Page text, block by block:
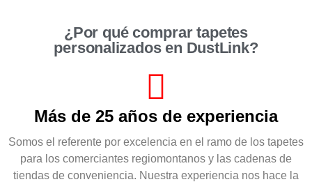
¿Por qué comprar tapetes
personalizados en DustLink?
Más de 25 años de experiencia
Somos el referente por excelencia en el ramo de los tapetes
para los comerciantes regiomontanos y las cadenas de
tiendas de conveniencia. Nuestra experiencia nos hace la